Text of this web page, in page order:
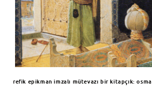
refik epikman imzalı mütevazı bir kitapçık: